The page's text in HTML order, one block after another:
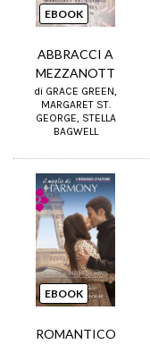
EBOOK
ABBRACCI A
MEZZANOTT
di GRACE GREEN,
MARGARET ST.
GEORGE, STELLA
BAGWELL
EBOOK
ROMANTICO